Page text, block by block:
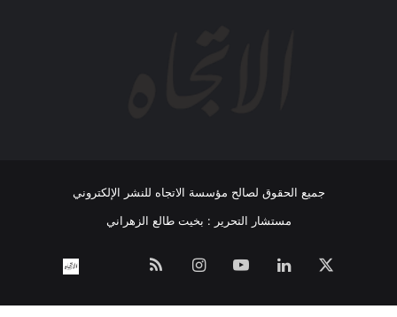
جميع الحقوق لصالح مؤسسة الاتجاه للنشر الإلكتروني
مستشار التحرير : بخيت طالع الزهراني
لينكدإن ‫YouTubeانستقرام
الموقع
نبض
بــنـا